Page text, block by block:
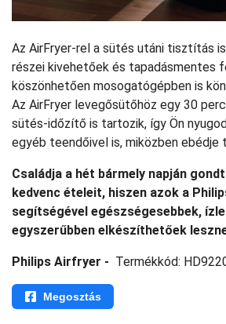
Az AirFryer-rel a sütés utáni tisztítás
részei kivehetőek és tapadásmentes
köszönhetően mosogatógépben is
Az AirFryer levegősütőhöz egy 30
sütés-időzítő is tartozik, így Ön
egyéb teendőivel is, miközben ebédje
Családja a hét bármely napján
kedvenc ételeit, hiszen azok a
segítségével egészségesebbek,
egyszerűbben elkészíthetőek
Philips Airfryer - Termékkód:
Megosztás